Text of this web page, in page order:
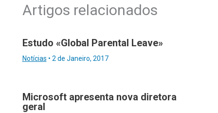
Artigos relacionados
Estudo «Global Parental Leave»
Notícias • 2 de Janeiro, 2017
Microsoft apresenta nova diretora
geral